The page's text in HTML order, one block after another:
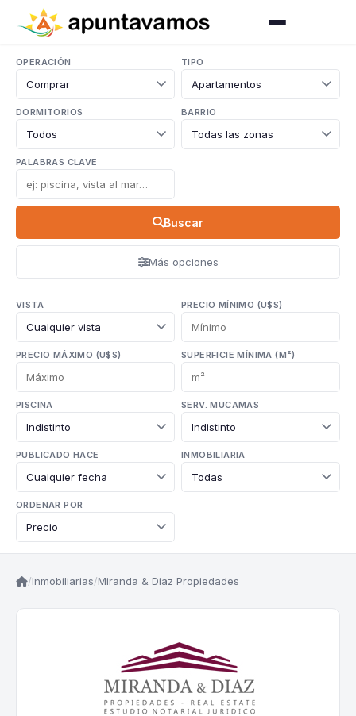
OPERACIÓN TIPO
DORMITORIOS BARRIO
PALABRAS CLAVE
Buscar
Más opciones
VISTA PRECIO MÍNIMO (U$S)
PRECIO MÁXIMO (U$S) SUPERFICIE MÍNIMA (M²)
PISCINA SERV. MUCAMAS
PUBLICADO HACE INMOBILIARIA
ORDENAR POR
/Inmobiliarias/Miranda & Diaz Propiedades